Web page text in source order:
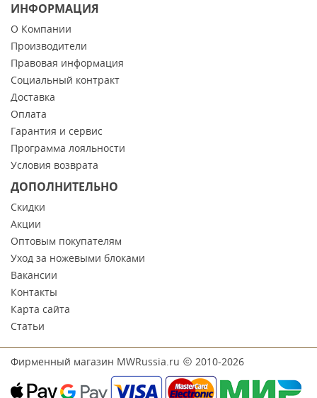
ИНФОРМАЦИЯ
О Компании
Производители
Правовая информация
Социальный контракт
Доставка
Оплата
Гарантия и сервис
Программа лояльности
Условия возврата
ДОПОЛНИТЕЛЬНО
Скидки
Акции
Оптовым покупателям
Уход за ножевыми блоками
Вакансии
Контакты
Карта сайта
Статьи
Фирменный магазин MWRussia.ru 2010-2026